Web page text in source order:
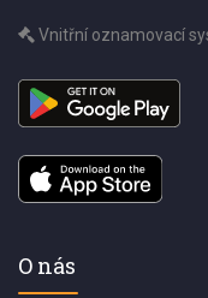
Vnitřní oznamovací
O nás